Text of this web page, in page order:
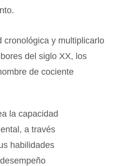
cronológica y multiplicarlo
del siglo XX, los
de cociente
la capacidad
a través
habilidades